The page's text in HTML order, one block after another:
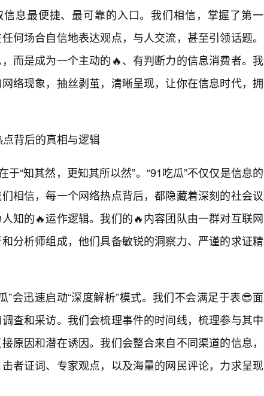
信息最便捷、最可靠的入口。我们相信，掌握了第一
何场合自信地表达观点，与人交流，甚至引领话题。
而是成为一个主动的🔥、有判断力的信息消费者。我
络现象，抽丝剥茧，清晰呈现，让你在信息时代，拥
背后的真相与逻辑
于“知其然，更知其所以然”。“91吃瓜”不仅仅是信息的
相信，每一个网络热点背后，都隐藏着深刻的社会议
知的🔥运作逻辑。我们的🔥内容团队由一群对互联网
分析师组成，他们具备敏锐的洞察力、严谨的求证精
”会迅速启动“深度解析”模式。我们不会满足于表😎面
查和采访。我们会梳理事件的时间线，梳理参与其中
原因和潜在诱因。我们会整合来自不同渠道的信息，
者证词、专家观点，以及海量的网民评论，力求呈现